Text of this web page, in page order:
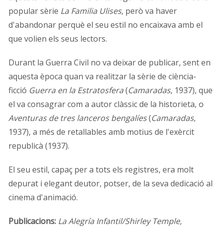
popular sèrie La Familia Ulises, però va haver
d'abandonar perquè el seu estil no encaixava amb el
que volien els seus lectors.
Durant la Guerra Civil no va deixar de publicar, sent en
aquesta època quan va realitzar la sèrie de ciència-
ficció Guerra en la Estratosfera(Camaradas, 1937), que
el va consagrar com a autor clàssic de la historieta, o
Aventuras de tres lanceros bengalíes(Camaradas,
1937), a més de retallables amb motius de l'exèrcit
republicà (1937).
El seu estil, capaç per a tots els registres, era molt
depurat i elegant deutor, potser, de la seva dedicació al
cinema d'animació.
Publicacions: La Alegría Infantil/Shirley Temple,